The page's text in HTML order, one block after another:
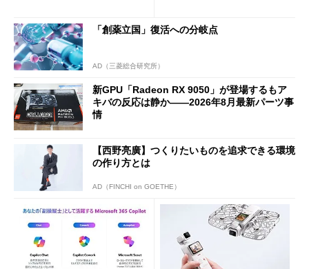
「創薬立国」復活への分岐点
AD（三菱総合研究所）
新GPU「Radeon RX 9050」が登場するもア
キバの反応は静か――2026年8月最新パーツ事
情
【西野亮廣】つくりたいものを追求できる環境
の作り方とは
AD（FINCHI on GOETHE）